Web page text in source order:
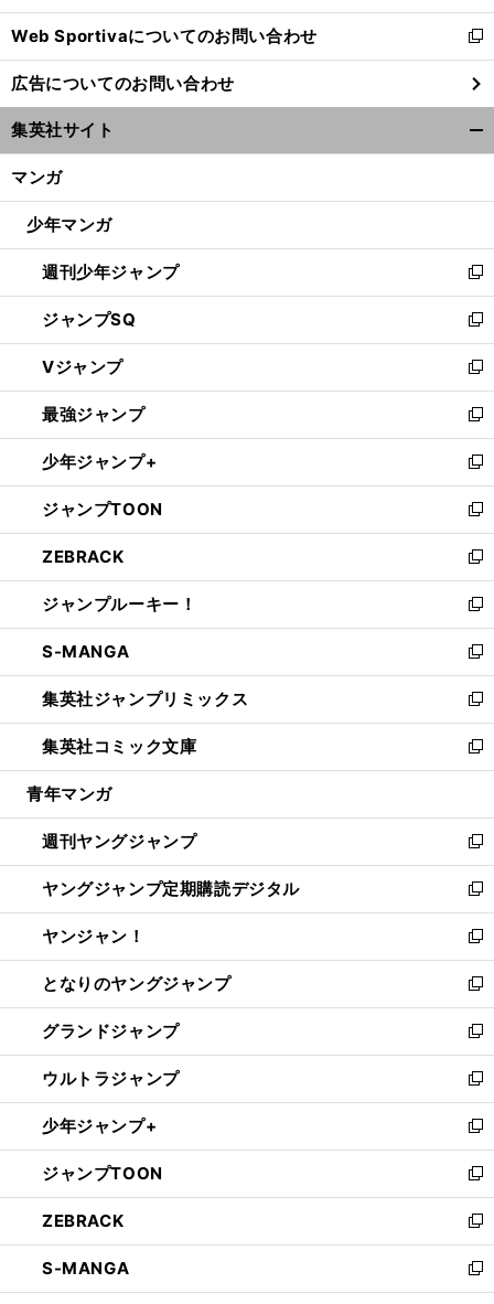
開
く
Web Sportivaについてのお問い合わせ
新
し
い
ウ
ィ
ン
ウ
開
く
広告についてのお問い合わせ
集英社サイト
マンガ
少年マンガ
週刊少年ジャンプ
新
し
い
ウ
ィ
ン
ド
ウ
で
開
く
ジャンプSQ
新
し
い
ウ
ィ
ン
ド
ウ
で
開
く
Vジャンプ
新
し
い
ウ
ィ
ン
ド
ウ
で
開
く
最強ジャンプ
新
し
い
ウ
ィ
ン
ド
ウ
で
開
く
少年ジャンプ+
新
し
い
ウ
ィ
ン
ド
ウ
で
開
く
ジャンプTOON
新
し
い
ウ
ィ
ン
ド
ウ
で
開
く
ZEBRACK
新
し
い
ウ
ィ
ン
ド
ウ
で
開
ジャンプルーキー！
新
し
い
ウ
ィ
ン
ド
ウ
開
く
S-MANGA
新
し
い
ウ
ィ
ン
ウ
で
開
く
集英社ジャンプリミックス
新
し
い
ウ
ン
ド
ウ
で
開
く
集英社コミック文庫
新
し
ウ
ィ
ン
ド
ウ
で
開
く
青年マンガ
週刊ヤングジャンプ
新
し
い
ウ
ィ
ン
ド
ウ
で
開
く
ヤングジャンプ定期購読デジタル
新
し
い
ウ
ィ
ン
ド
ウ
で
開
く
ヤンジャン！
新
し
い
ウ
ィ
ン
ド
ウ
で
開
く
となりのヤングジャンプ
新
し
い
ウ
ィ
ン
ド
ウ
で
開
く
グランドジャンプ
新
し
い
ウ
ィ
ン
ド
ウ
で
開
く
ウルトラジャンプ
新
し
い
ウ
ィ
ン
ド
ウ
で
開
少年ジャンプ+
新
し
い
ウ
ィ
ン
ド
ウ
ジャンプTOON
新
し
い
ウ
ィ
ン
ZEBRACK
新
し
い
ウ
S-MANGA
新
し